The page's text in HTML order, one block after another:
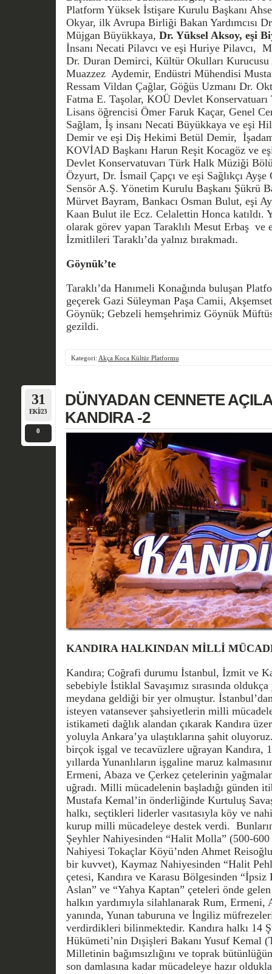
Platform Yüksek İstişare Kurulu Başkanı
Okyar, ilk Avrupa Birliği Bakan Yardımcısı
Müjgan Büyükkaya, Dr. Yüksel Aksoy, eşi
İnsanı Necati Pilavcı ve eşi Huriye Pilavcı,
Dr. Duran Demirci, Kültür Okulları
Muazzez Aydemir, Endüstri Mühendisi
Ressam Vildan Çağlar, Göğüs Uzmanı Dr.
Fatma E. Taşolar, KOÜ Devlet
Lisans öğrencisi Ömer Faruk Kaçar, Genel
Sağlam, İş insanı Necati Büyükkaya ve eşi
Demir ve eşi Diş Hekimi Betül Demir,
KOVİAD Başkanı Harun Reşit Kocagöz ve
Devlet Konservatuvarı Türk Halk Müziği
Özyurt, Dr. İsmail Çapçı ve eşi Sağlıkçı
Sensör A.Ş. Yönetim Kurulu Başkanı Şükrü
Mürvet Bayram, Bankacı Osman Bulut, eşi
Kaan Bulut ile Ecz. Celalettin Honca katıldı.
olarak görev yapan Taraklılı Mesut Erbaş ve
İzmitlileri Taraklı’da yalnız bırakmadı.
Göynük’te
Taraklı’da Hanımeli Konağında buluşan
geçerek Gazi Süleyman Paşa Camii,
Göynük; Gebzeli hemşehrimiz Göynük
gezildi.
Kategori: Akça Koca Kültür Platformu
31
EKI/23
0
DÜNYADAN CENNETE
KANDIRA -2
KANDIRA HALKINDAN MİLLİ
Kandıra; Coğrafi durumu İstanbul, İzmit ve
sebebiyle İstiklal Savaşımız sırasında
meydana geldiği bir yer olmuştur.
isteyen vatansever şahsiyetlerin milli
istikameti dağlık alandan çıkarak Kandıra
yoluyla Ankara’ya ulaştıklarına şahit
birçok işgal ve tecavüzlere uğrayan Kandıra,
yıllarda Yunanlıların işgaline maruz
Ermeni, Abaza ve Çerkez çetelerinin
uğradı. Milli mücadelenin başladığı günden
Mustafa Kemal’in önderliğinde Kurtuluş
halkı, seçtikleri liderler vasıtasıyla köy ve
kurup milli mücadeleye destek verdi. Bunların
Şeyhler Nahiyesinden “Halit Molla” (500-
Nahiyesi Tokaçlar Köyü’nden Ahmet
bir kuvvet), Kaymaz Nahiyesinden “Halit
çetesi, Kandıra ve Karasu Bölgesinden “İpsiz
Aslan” ve “Yahya Kaptan” çeteleri önde
halkın yardımıyla silahlanarak Rum,
yanında, Yunan taburuna ve İngiliz
verdirdikleri bilinmektedir. Kandıra halkı 14
Hükümeti’nin Dışişleri Bakanı Yusuf Kemal
Milletinin bağımsızlığını ve toprak
son damlasına kadar mücadeleye hazır